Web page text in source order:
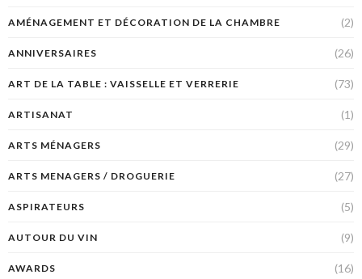
AMÉNAGEMENT ET DÉCORATION DE LA CHAMBRE (2)
ANNIVERSAIRES (26)
ART DE LA TABLE : VAISSELLE ET VERRERIE (73)
ARTISANAT (1)
ARTS MÉNAGERS (29)
ARTS MENAGERS / DROGUERIE (27)
ASPIRATEURS (5)
AUTOUR DU VIN (9)
AWARDS (16)